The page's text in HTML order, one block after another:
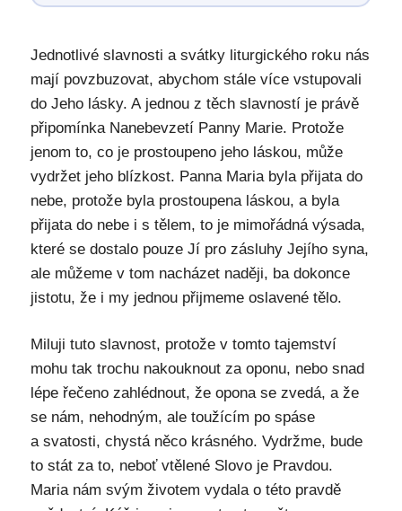
Jednotlivé slavnosti a svátky liturgického roku nás
mají povzbuzovat, abychom stále více vstupovali
do Jeho lásky. A jednou z těch slavností je právě
připomínka Nanebevzetí Panny Marie. Protože
jenom to, co je prostoupeno jeho láskou, může
vydržet jeho blízkost. Panna Maria byla přijata do
nebe, protože byla prostoupena láskou, a byla
přijata do nebe i s tělem, to je mimořádná výsada,
které se dostalo pouze Jí pro zásluhy Jejího syna,
ale můžeme v tom nacházet naději, ba dokonce
jistotu, že i my jednou přijmeme oslavené tělo.
Miluji tuto slavnost, protože v tomto tajemství
mohu tak trochu nakouknout za oponu, nebo snad
lépe řečeno zahlédnout, že opona se zvedá, a že
se nám, nehodným, ale toužícím po spáse
a svatosti, chystá něco krásného. Vydržme, bude
to stát za to, neboť vtělené Slovo je Pravdou.
Maria nám svým životem vydala o této pravdě